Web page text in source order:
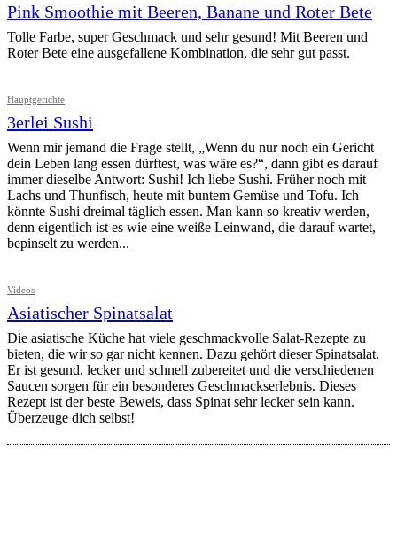
Pink Smoothie mit Beeren, Banane und Roter Bete
Tolle Farbe, super Geschmack und sehr gesund! Mit Beeren und
Roter Bete eine ausgefallene Kombination, die sehr gut passt.
Hauptgerichte
3erlei Sushi
Wenn mir jemand die Frage stellt, „Wenn du nur noch ein Gericht
dein Leben lang essen dürftest, was wäre es?“, dann gibt es darauf
immer dieselbe Antwort: Sushi! Ich liebe Sushi. Früher noch mit
Lachs und Thunfisch, heute mit buntem Gemüse und Tofu. Ich
könnte Sushi dreimal täglich essen. Man kann so kreativ werden,
denn eigentlich ist es wie eine weiße Leinwand, die darauf wartet,
bepinselt zu werden...
Videos
Asiatischer Spinatsalat
Die asiatische Küche hat viele geschmackvolle Salat-Rezepte zu
bieten, die wir so gar nicht kennen. Dazu gehört dieser Spinatsalat.
Er ist gesund, lecker und schnell zubereitet und die verschiedenen
Saucen sorgen für ein besonderes Geschmackserlebnis. Dieses
Rezept ist der beste Beweis, dass Spinat sehr lecker sein kann.
Überzeuge dich selbst!